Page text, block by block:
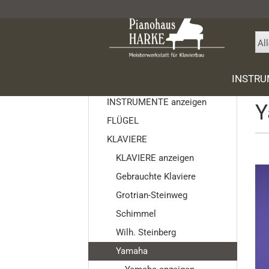
Grotrian-
Wilh.
INSTRUMENTE anzeigen
FLÜGEL
KLAVIERE
KLAVIERE anzeigen
Gebrauchte Klaviere
Grotrian-Steinweg
Schimmel
Wilh. Steinberg
Yamaha